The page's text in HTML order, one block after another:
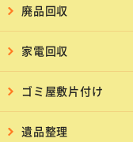
廃品回収
家電回収
ゴミ屋敷片付け
遺品整理